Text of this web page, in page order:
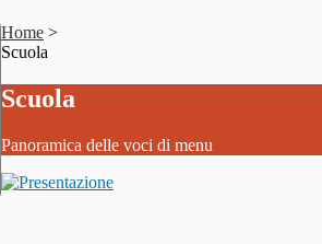
Home >
Scuola
Scuola
Panoramica delle voci di menu